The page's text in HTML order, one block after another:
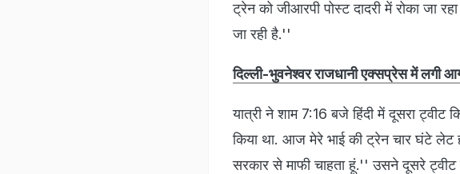
ट्रेन को जीआरपी पोस्ट दादरी में रोका जा
जा रही है.''
दिल्ली-भुवनेश्वर राजधानी एक्सप्रेस में लगी
यात्री ने शाम 7:16 बजे हिंदी में दूसरा ट्वीट
किया था. आज मेरे भाई की ट्रेन चार घंटे
सरकार से माफी चाहता हूं.'' उसने दूसरे